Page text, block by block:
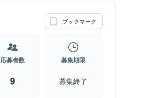
ブックマーク
応募者数
9
募集期限
募集終了